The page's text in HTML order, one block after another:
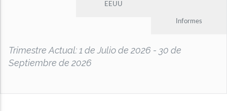
EEUU
Informes
Trimestre Actual: 1 de Julio de 2026 - 30 de
Septiembre de 2026